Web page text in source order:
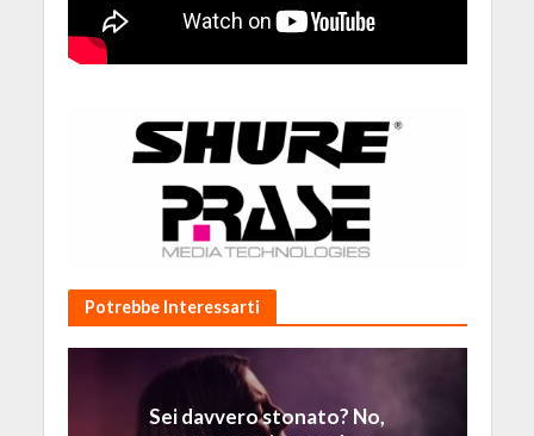
Potrebbe Interessarti
Sei davvero stonato? No,